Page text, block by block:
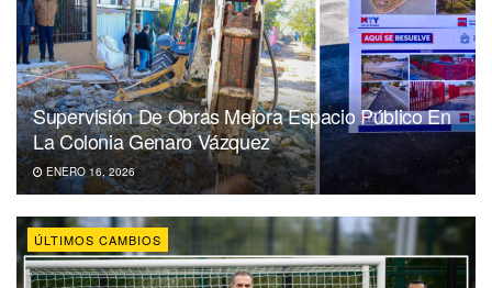
Supervisión De Obras Mejora Espacio Público En
La Colonia Genaro Vázquez
ENERO 16, 2026
ÚLTIMOS CAMBIOS